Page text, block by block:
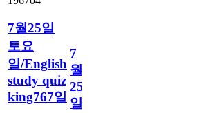
7월25일
토요
일/English
study quiz
king767일
7
월
25
일